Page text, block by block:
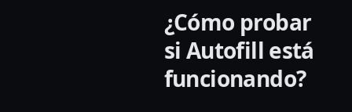
¿Cómo probar
si Autofill está
funcionando?